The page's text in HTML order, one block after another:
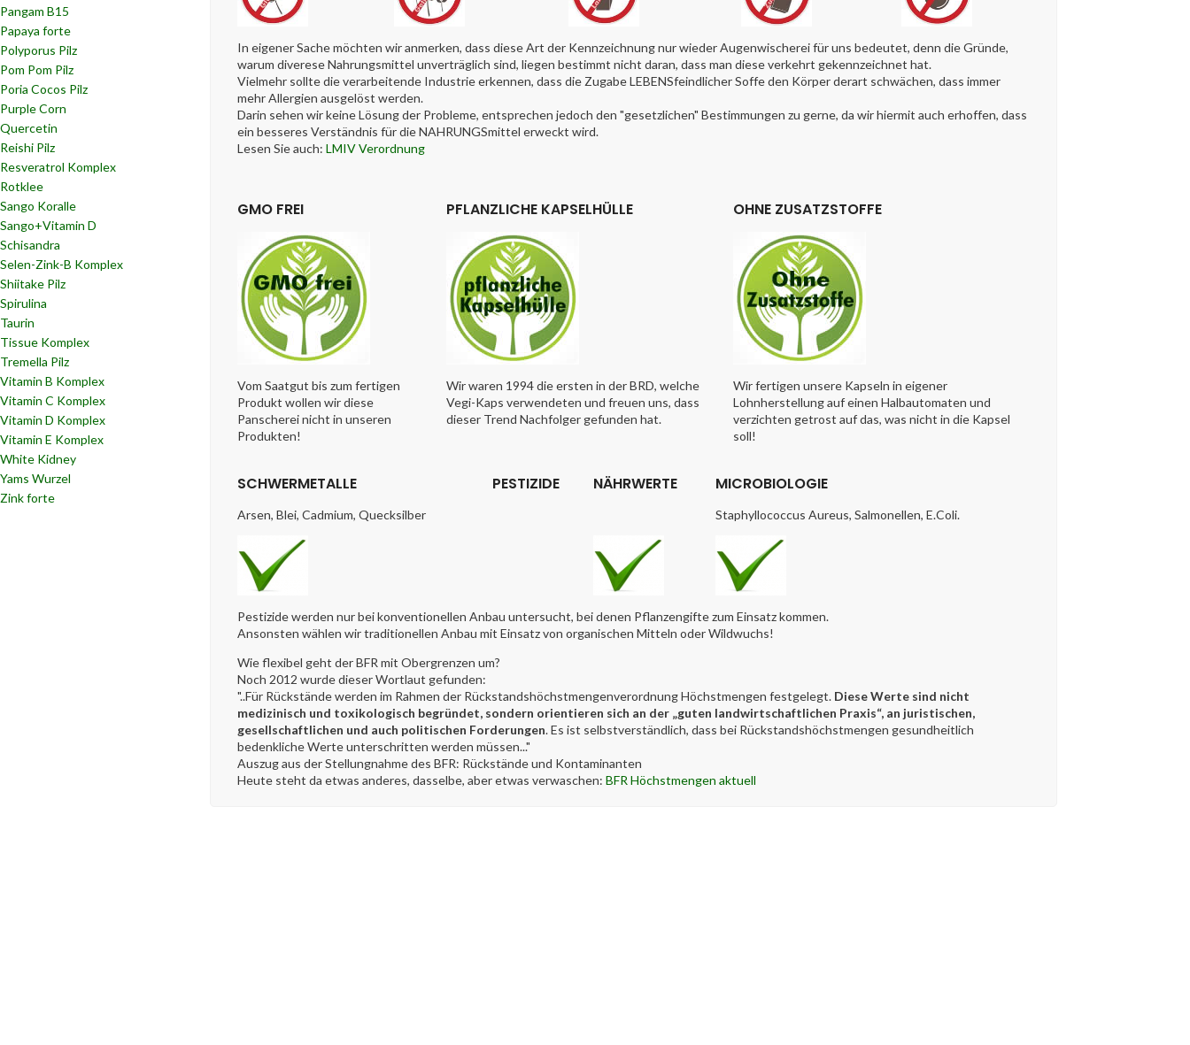
Pangam B15
Papaya forte
Polyporus Pilz
Pom Pom Pilz
Poria Cocos Pilz
Purple Corn
Quercetin
Reishi Pilz
Resveratrol Komplex
Rotklee
Sango Koralle
Sango+Vitamin D
Schisandra
Selen-Zink-B Komplex
Shiitake Pilz
Spirulina
Taurin
Tissue Komplex
Tremella Pilz
Vitamin B Komplex
Vitamin C Komplex
Vitamin D Komplex
Vitamin E Komplex
White Kidney
Yams Wurzel
Zink forte
In eigener Sache möchten wir anmerken, dass diese Art der Kennzeichnung nur wieder Augenwischerei für uns bedeutet, denn die Gründe,
warum diverese Nahrungsmittel unverträglich sind, liegen bestimmt nicht daran, dass man diese verkehrt gekennzeichnet hat.
Vielmehr sollte die verarbeitende Industrie erkennen, dass die Zugabe LEBENSfeindlicher Soffe den Körper derart schwächen, dass immer
mehr Allergien ausgelöst werden.
Darin sehen wir keine Lösung der Probleme, entsprechen jedoch den "gesetzlichen" Bestimmungen zu gerne, da wir hiermit auch erhoffen, dass
ein besseres Verständnis für die NAHRUNGSmittel erweckt wird.
Lesen Sie auch: LMIV Verordnung
GMO FREI PFLANZLICHE KAPSELHÜLLE OHNE ZUSATZSTOFFE
Vom Saatgut bis zum fertigen
Produkt wollen wir diese
Panscherei nicht in unseren
Produkten!
Wir waren 1994 die ersten in der BRD, welche
Vegi-Kaps verwendeten und freuen uns, dass
dieser Trend Nachfolger gefunden hat.
Wir fertigen unsere Kapseln in eigener
Lohnherstellung auf einen Halbautomaten und
verzichten getrost auf das, was nicht in die Kapsel
soll!
SCHWERMETALLE PESTIZIDE NÄHRWERTE MICROBIOLOGIE
Arsen, Blei, Cadmium, Quecksilber Staphyllococcus Aureus, Salmonellen, E.Coli.
Pestizide werden nur bei konventionellen Anbau untersucht, bei denen Pflanzengifte zum Einsatz kommen.
Ansonsten wählen wir traditionellen Anbau mit Einsatz von organischen Mitteln oder Wildwuchs!
Wie flexibel geht der BFR mit Obergrenzen um?
Noch 2012 wurde dieser Wortlaut gefunden:
"..Für Rückstände werden im Rahmen der Rückstandshöchstmengenverordnung Höchstmengen festgelegt. Diese Werte sind nicht
medizinisch und toxikologisch begründet, sondern orientieren sich an der „guten landwirtschaftlichen Praxis“, an juristischen,
gesellschaftlichen und auch politischen Forderungen. Es ist selbstverständlich, dass bei Rückstandshöchstmengen gesundheitlich
bedenkliche Werte unterschritten werden müssen..."
Auszug aus der Stellungnahme des BFR: Rückstände und Kontaminanten
Heute steht da etwas anderes, dasselbe, aber etwas verwaschen: BFR Höchstmengen aktuell